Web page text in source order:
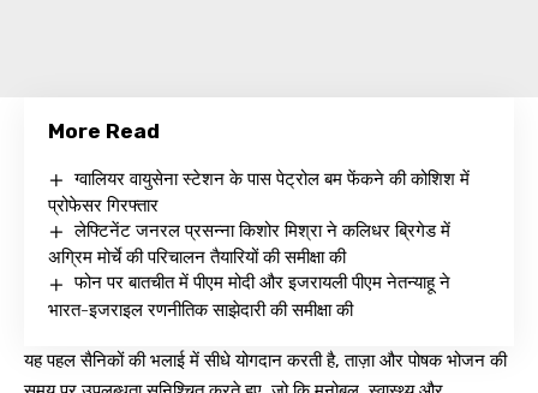
More Read
ग्वालियर वायुसेना स्टेशन के पास पेट्रोल बम फेंकने की कोशिश में
प्रोफेसर गिरफ्तार
लेफ्टिनेंट जनरल प्रसन्ना किशोर मिश्रा ने कलिधर ब्रिगेड में
अग्रिम मोर्चे की परिचालन तैयारियों की समीक्षा की
फोन पर बातचीत में पीएम मोदी और इजरायली पीएम नेतन्याहू ने
भारत-इजराइल रणनीतिक साझेदारी की समीक्षा की
यह पहल सैनिकों की भलाई में सीधे योगदान करती है, ताज़ा और पोषक भोजन की